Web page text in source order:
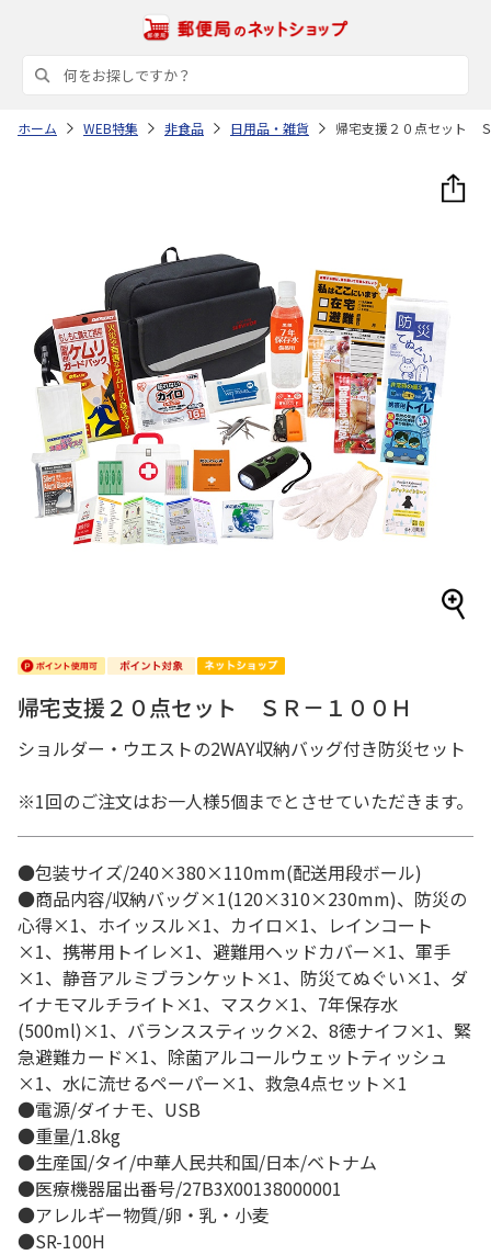
ホーム WEB特集 非食品 日用品・雑貨 帰宅支援２０点セット
帰宅支援２０点セット ＳＲ－１００Ｈ
ショルダー・ウエストの2WAY収納バッグ付き防災セット
※1回のご注文はお一人様5個までとさせていただきます。
●包装サイズ/240×380×110mm(配送用段ボール)
●商品内容/収納バッグ×1(120×310×230mm)、防災の
心得×1、ホイッスル×1、カイロ×1、レインコート
×1、携帯用トイレ×1、避難用ヘッドカバー×1、軍手
×1、静音アルミブランケット×1、防災てぬぐい×1、ダ
イナモマルチライト×1、マスク×1、7年保存水
(500ml)×1、バランススティック×2、8徳ナイフ×1、緊
急避難カード×1、除菌アルコールウェットティッシュ
×1、水に流せるペーパー×1、救急4点セット×1
●電源/ダイナモ、USB
●重量/1.8kg
●生産国/タイ/中華人民共和国/日本/ベトナム
●医療機器届出番号/27B3X00138000001
●アレルギー物質/卵・乳・小麦
●SR-100H